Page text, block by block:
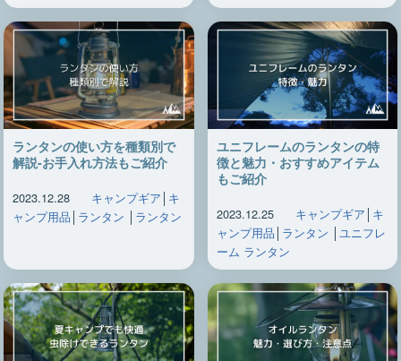
ランタンの使い方を種類別で
解説-お手入れ方法もご紹介
2023.12.28 キャンプギア │ キ
ャンプ用品 │ ランタン │ ランタン
ユニフレームのランタンの特
徴と魅力・おすすめアイテム
もご紹介
2023.12.25 キャンプギア │ キ
ャンプ用品 │ ランタン │ ユニフレ
ーム ランタン